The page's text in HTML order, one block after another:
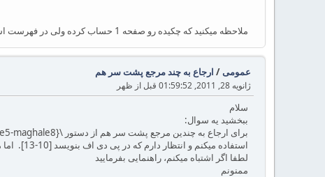
ملاحظه میکنید که چکیده رو صفحه 1 حساب کرده ولی در فهرست اشتباه مینویسه.
عمومی / ارجاع به چند مرجع پشت سر هم
ژانویه 28, 2011, 01:59:52 قبل از ظهر
سلام
ببخشید یه سوال:
برای ارجاع به چندین مرجع پشت سر هم از دستور \cite{maghale5-maghale8}
استفاده میکنم و انتظار دارم که در پی دی اف بنویسد [10-13]. اما متأسفانه با [?] مواجه میشوم.
لطفا اگر اشتباه میکنم، راهنمایی بفرمایید
ممنونم